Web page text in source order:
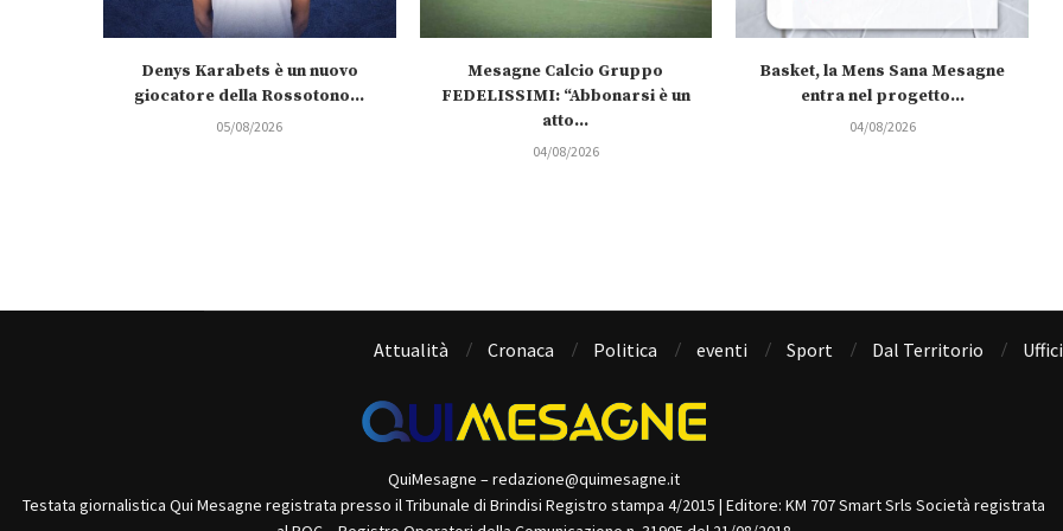
Denys Karabets è un nuovo
giocatore della Rossotono...
05/08/2026
Mesagne Calcio Gruppo
FEDELISSIMI: “Abbonarsi è un
atto...
04/08/2026
Basket, la Mens Sana Mesagne
entra nel progetto...
04/08/2026
Attualità Cronaca Politica eventi Sport Dal Territorio
QuiMesagne – redazione@quimesagne.it
Testata giornalistica Qui Mesagne registrata presso il Tribunale di Brindisi Registro stampa 4/2015 | Editore: KM 707 Smart Srls Società registrata